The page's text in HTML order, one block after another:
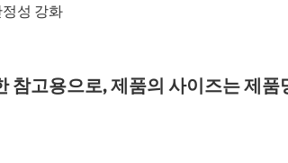
성 강화
참고용으로, 제품의 사이즈는 제